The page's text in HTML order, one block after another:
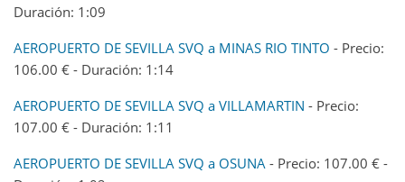
Duración: 1:09
AEROPUERTO DE SEVILLA SVQ a MINAS RIO TINTO - Precio:
106.00 € - Duración: 1:14
AEROPUERTO DE SEVILLA SVQ a VILLAMARTIN - Precio:
107.00 € - Duración: 1:11
AEROPUERTO DE SEVILLA SVQ a OSUNA - Precio: 107.00 € -